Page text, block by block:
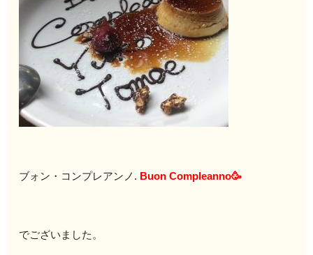
ブォン・コンプレアンノ. Buon Compleanno🥳
でございました。